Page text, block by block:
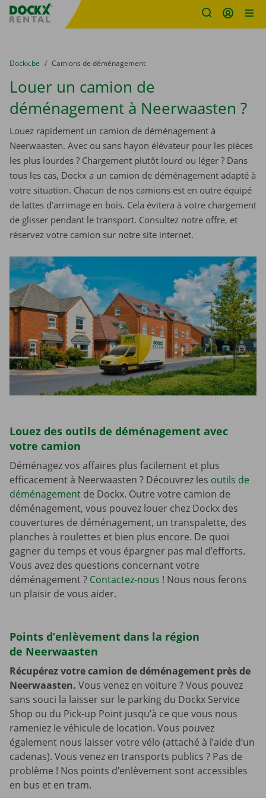
sitename
You are here:
du
Dockx.be to
Camions de déménagement
Louer un camion de
déménagement à Neerwaasten ?
Louez rapidement un camion de déménagement à
Neerwaasten. Avec ou sans hayon élévateur pour les pièces
les plus lourdes ? Chargement plutôt lourd ou léger ? Dans
tous les cas, Dockx a un camion de déménagement adapté à
votre situation. Chacun de nos camions est en outre équipé
de lattes d’arrimage en bois. Cela évitera à votre chargement
de glisser pendant le transport. Consultez notre offre, et
réservez votre camion sur notre site internet.
Louez des outils de déménagement avec
votre camion
Déménagez vos affaires plus facilement et plus
efficacement à Neerwaasten ? Découvrez les outils de
déménagement de Dockx. Outre votre camion de
déménagement, vous pouvez louer chez Dockx des
couvertures de déménagement, un transpalette, des
planches à roulettes et bien plus encore. De quoi
gagner du temps et vous épargner pas mal d’efforts.
Vous avez des questions concernant votre
déménagement ? Contactez-nous ! Nous nous ferons
un plaisir de vous aider.
Points d’enlèvement dans la région
de Neerwaasten
Récupérez votre camion de déménagement près de
Neerwaasten. Vous venez en voiture ? Vous pouvez
sans souci la laisser sur le parking du Dockx Service
Shop ou du Pick-up Point jusqu’à ce que vous nous
rameniez le véhicule de location. Vous pouvez
également nous laisser votre vélo (attaché à l’aide d’un
cadenas). Vous venez en transports publics ? Pas de
problème ! Nos points d’enlèvement sont accessibles
en bus et en tram.